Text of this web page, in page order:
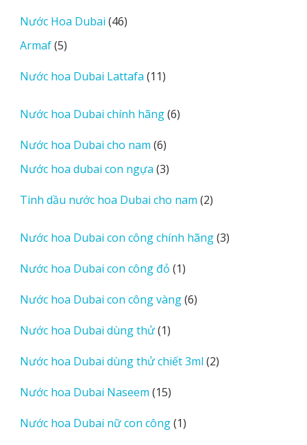
phẩm
Nước Hoa Dubai 4646
Armaf 55
phẩm
Nước hoa Dubai Lattafa 1111
phẩm
Nước hoa Dubai chính hãng 66
Nước hoa Dubai cho nam 66
sản
phẩm
Nước hoa dubai con ngựa 33
phẩm
Tinh dầu nước hoa Dubai cho nam 22
phẩm
Nước hoa Dubai con công chính hãng 33
Nước hoa Dubai con công đỏ 11
phẩm
Nước hoa Dubai con công vàng 66
Nước hoa Dubai dùng thử 11
phẩm
Nước hoa Dubai dùng thử chiết 3ml 22
Nước hoa Dubai Naseem 1515
phẩm
Nước hoa Dubai nữ con công 11